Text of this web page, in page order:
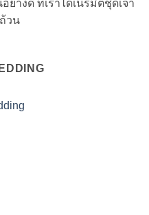
ย่างดี ที่เราได้เนรมิตชุดเจ้า
วน